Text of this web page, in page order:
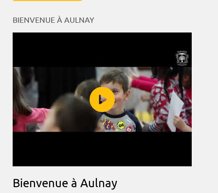
BIENVENUE À AULNAY
Bienvenue à Aulnay